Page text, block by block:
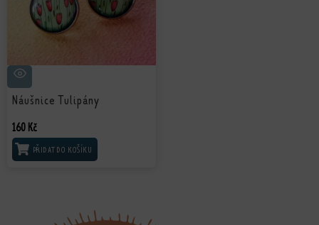
Náušnice Tulipány
160 Kč
PŘIDAT DO KOŠÍKU